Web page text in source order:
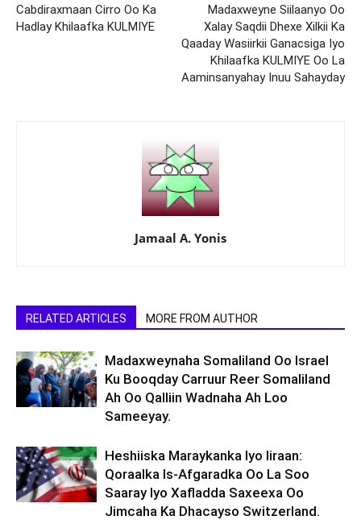
Cabdiraxmaan Cirro Oo Ka
Hadlay Khilaafka KULMIYE
Madaxweyne Siilaanyo Oo
Xalay Saqdii Dhexe Xilkii Ka
Qaaday Wasiirkii Ganacsiga Iyo
Khilaafka KULMIYE Oo La
Aaminsanyahay Inuu Sahayday
Jamaal A. Yonis
RELATED ARTICLES MORE FROM AUTHOR
Madaxweynaha Somaliland Oo Israel
Ku Booqday Carruur Reer Somaliland
Ah Oo Qalliin Wadnaha Ah Loo
Sameeyay.
Heshiiska Maraykanka Iyo Iiraan:
Qoraalka Is-Afgaradka Oo La Soo
Saaray Iyo Xafladda Saxeexa Oo
Jimcaha Ka Dhacayso Switzerland.